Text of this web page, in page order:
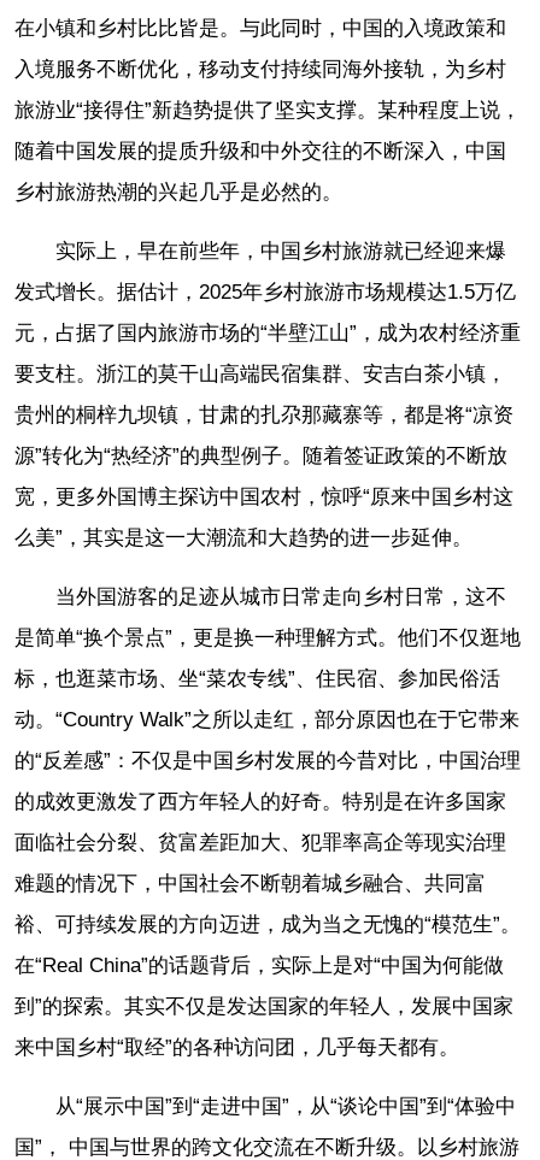
在小镇和乡村比比皆是。与此同时，中国的入境政策和
入境服务不断优化，移动支付持续同海外接轨，为乡村
旅游业“接得住”新趋势提供了坚实支撑。某种程度上说，
随着中国发展的提质升级和中外交往的不断深入，中国
乡村旅游热潮的兴起几乎是必然的。
实际上，早在前些年，中国乡村旅游就已经迎来爆
发式增长。据估计，2025年乡村旅游市场规模达1.5万亿
元，占据了国内旅游市场的“半壁江山”，成为农村经济重
要支柱。浙江的莫干山高端民宿集群、安吉白茶小镇，
贵州的桐梓九坝镇，甘肃的扎尕那藏寨等，都是将“凉资
源”转化为“热经济”的典型例子。随着签证政策的不断放
宽，更多外国博主探访中国农村，惊呼“原来中国乡村这
么美”，其实是这一大潮流和大趋势的进一步延伸。
当外国游客的足迹从城市日常走向乡村日常，这不
是简单“换个景点”，更是换一种理解方式。他们不仅逛地
标，也逛菜市场、坐“菜农专线”、住民宿、参加民俗活
动。“Country Walk”之所以走红，部分原因也在于它带来
的“反差感”：不仅是中国乡村发展的今昔对比，中国治理
的成效更激发了西方年轻人的好奇。特别是在许多国家
面临社会分裂、贫富差距加大、犯罪率高企等现实治理
难题的情况下，中国社会不断朝着城乡融合、共同富
裕、可持续发展的方向迈进，成为当之无愧的“模范生”。
在“Real China”的话题背后，实际上是对“中国为何能做
到”的探索。其实不仅是发达国家的年轻人，发展中国家
来中国乡村“取经”的各种访问团，几乎每天都有。
从“展示中国”到“走进中国”，从“谈论中国”到“体验中
国”， 中国与世界的跨文化交流在不断升级。以乡村旅游